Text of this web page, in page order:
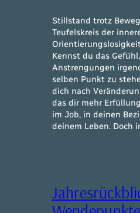
Stillstand trotz
Teufelskreis der
Kennst du das
Anstrengungen
selben Punkt zu
dich nach
das dir mehr
im Job, in deinen
deinem Leben. Doch